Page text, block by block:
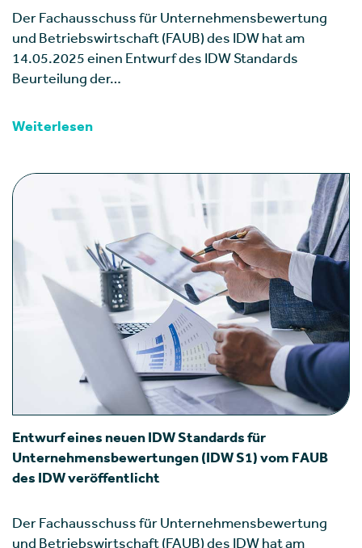
Der Fachausschuss für Unternehmensbewertung
und Betriebswirtschaft (FAUB) des IDW hat am
14.05.2025 einen Entwurf des IDW Standards
Beurteilung der…
Weiterlesen
Entwurf eines neuen IDW Standards für
Unternehmensbewertungen (IDW S1) vom FAUB
des IDW veröffentlicht
Der Fachausschuss für Unternehmensbewertung
und Betriebswirtschaft (FAUB) des IDW hat am